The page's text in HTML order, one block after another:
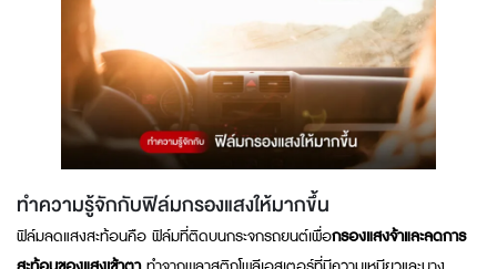
ทำความรู้จักกับฟิล์มกรองแสงให้มากขึ้น
ฟิล์มลดแสงสะท้อนคือ ฟิล์มที่ติดบนกระจกรถยนต์เพื่อกรองแสงจ้าและลดการ